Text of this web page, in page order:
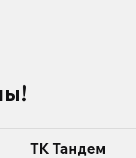
ТК Тандем